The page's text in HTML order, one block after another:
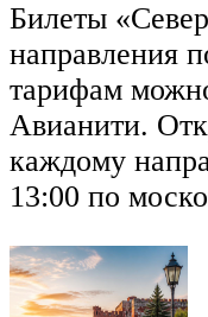
Билеты
направления
тарифам
Авианити.
каждому
13:00 по